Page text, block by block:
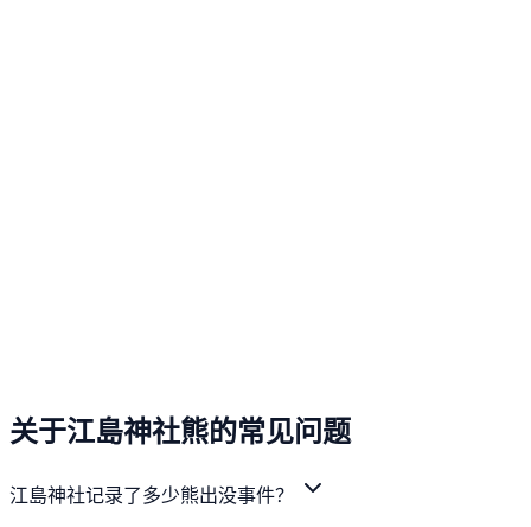
关于江島神社熊的常见问题
江島神社记录了多少熊出没事件？